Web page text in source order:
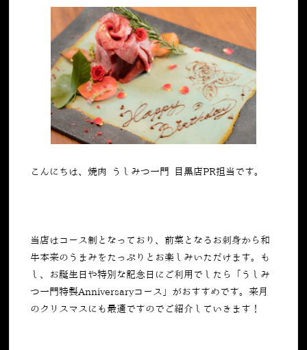
こんにちは、焼肉 うしみつ一門 目黒店PR担当です。
当店はコース制となっており、前菜となるお刺身から和
牛本来のうまみをたっぷりとお楽しみいただけます。も
し、お誕生日や特別な記念日にご利用でしたら「うしみ
つ一門特製Anniversaryコース」がおすすめです。来月
のクリスマスにも最適ですのでご紹介していきます！